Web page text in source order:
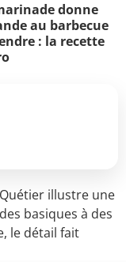
donne
au barbecue
: la recette
illustre une
basiques à des
le détail fait